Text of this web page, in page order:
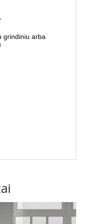
grindiniu arba